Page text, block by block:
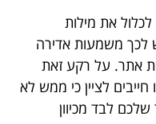
את מילות
לכך משמעות אדירה
אתר. על רקע זאת
לציין כי ממש לא
לבד מכיוון